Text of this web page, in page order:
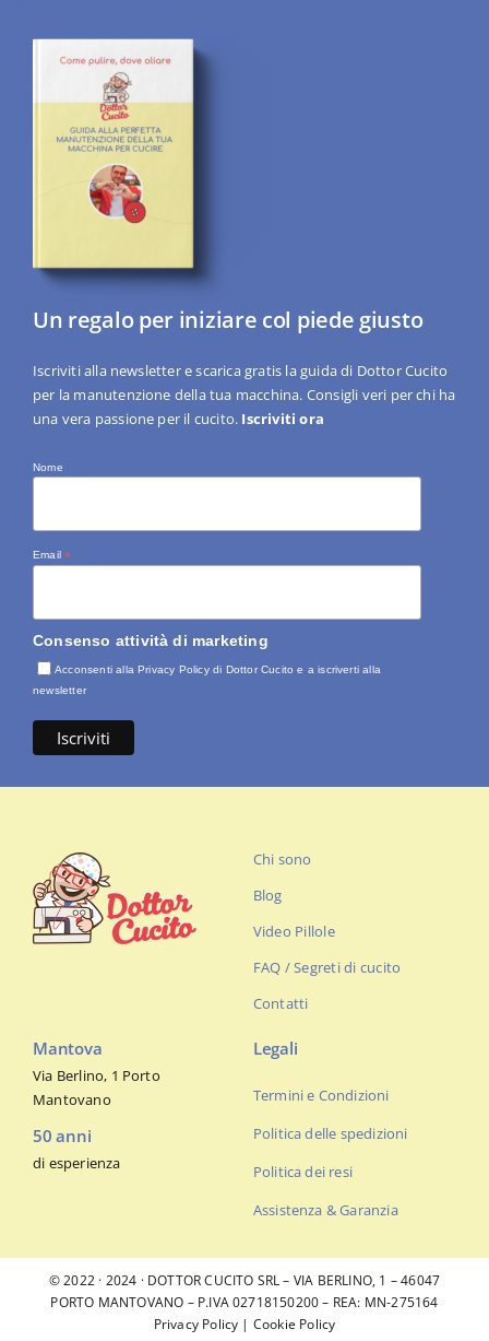
Un regalo per iniziare col piede giusto
Iscriviti alla newsletter e scarica gratis la guida di Dottor Cucito
per la manutenzione della tua macchina. Consigli veri per chi ha
una vera passione per il cucito. Iscriviti ora
Nome
Email*
Consenso attività di marketing
Acconsenti alla Privacy Policy di Dottor Cucito e a iscriverti alla
newsletter
Chi sono
Blog
Video Pillole
FAQ / Segreti di cucito
Contatti
Mantova
Via Berlino, 1 Porto
Mantovano
50 anni
di esperienza
Legali
Termini e Condizioni
Politica delle spedizioni
Politica dei resi
Assistenza & Garanzia
© 2022 · 2024 · DOTTOR CUCITO SRL – VIA BERLINO, 1 – 46047
PORTO MANTOVANO – P.IVA 02718150200 – REA: MN-275164
Privacy Policy | Cookie Policy